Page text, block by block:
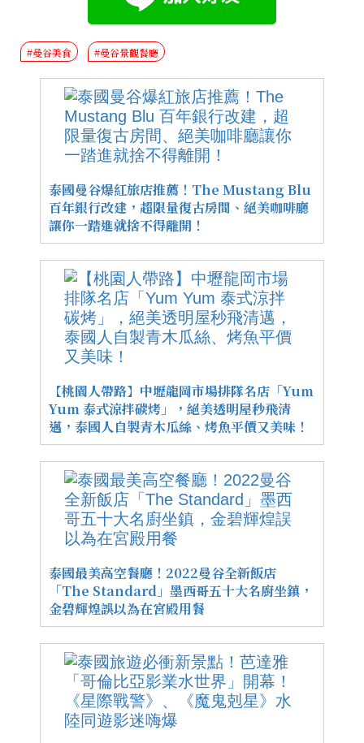
#曼谷美食 #曼谷景觀餐廳
泰國曼谷爆紅旅店推薦！The Mustang Blu
百年銀行改建，超限量復古房間、絕美咖啡廳
讓你一踏進就捨不得離開！
【桃園人帶路】中壢龍岡市場排隊名店「Yum
Yum 泰式涼拌碳烤」，絕美透明屋秒飛清
邁，泰國人自製青木瓜絲、烤魚平價又美味！
泰國最美高空餐廳！2022曼谷全新飯店
「The Standard」墨西哥五十大名廚坐鎮，
金碧輝煌誤以為在宮殿用餐